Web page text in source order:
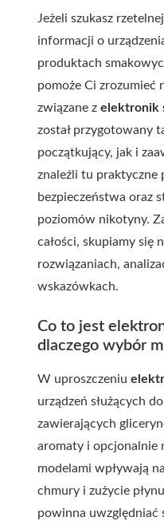
Jeżeli szukasz
informacji o
produktach
pomoże Ci zrozumieć
związane z elektronik
został przygotowany
początkujący, jak i
znaleźli tu praktyczne
bezpieczeństwa oraz
poziomów nikotyny.
całości, skupiamy się
rozwiązaniach,
wskazówkach.
Co to jest
dlaczego wybór
W uproszczeniu
urządzeń służących
zawierających
aromaty i opcjonalnie
modelami wpływają
chmury i zużycie
powinna uwzględniać